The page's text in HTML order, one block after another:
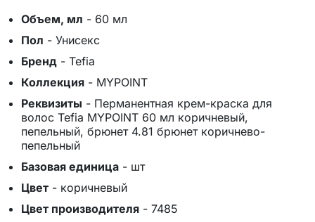
Объем, мл - 60 мл
Пол - Унисекс
Бренд - Tefia
Коллекция - MYPOINT
Реквизиты - Перманентная крем-краска для
волос Tefia MYPOINT 60 мл коричневый,
пепельный, брюнет 4.81 брюнет коричнево-
пепельный
Базовая единица - шт
Цвет - коричневый
Цвет производителя - 7485